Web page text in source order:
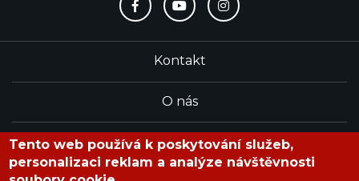
Kontakt
O nás
Redakce
Tento web používá k poskytování služeb,
personalizaci reklam a analýze návštěvnosti